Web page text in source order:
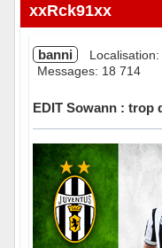
Hors ligne
xxRck91xx
banni
Messages: 18 714
EDIT Sowann : trop